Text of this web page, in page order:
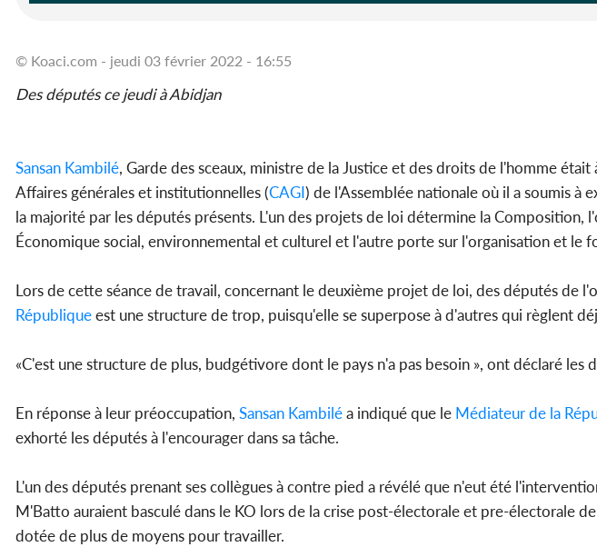
© Koaci.com - jeudi 03 février 2022 - 16:55
Des députés ce jeudi à Abidjan
Sansan Kambilé, Garde des sceaux, ministre de la Justice et des droits de l'homme
Affaires générales et institutionnelles (CAGI) de l'Assemblée nationale où il a soumis à
la majorité par les députés présents. L'un des projets de loi détermine la Composition,
Économique social, environnemental et culturel et l'autre porte sur l'organisation et le
Lors de cette séance de travail, concernant le deuxième projet de loi, des députés de
Républiqueest une structure de trop, puisqu'elle se superpose à d'autres qui règlent
«C'est une structure de plus, budgétivore dont le pays n'a pas besoin », ont déclaré les
En réponse à leur préoccupation, Sansan Kambiléa indiqué que le Médiateur de la
exhorté les députés à l'encourager dans sa tâche.
L'un des députés prenant ses collègues à contre pied a révélé que n'eut été
M'Batto auraient basculé dans le KO lors de la crise post-électorale et pre-électorale
dotée de plus de moyens pour travailler.